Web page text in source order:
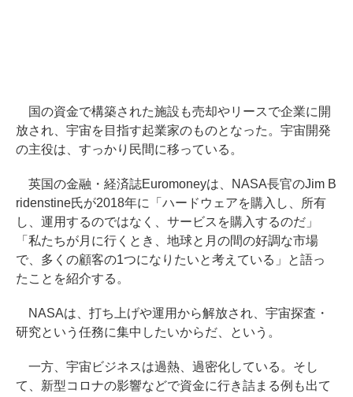
国の資金で構築された施設も売却やリースで企業に開
放され、宇宙を目指す起業家のものとなった。宇宙開発
の主役は、すっかり民間に移っている。
英国の金融・経済誌Euromoneyは、NASA長官のJim B
ridenstine氏が2018年に「ハードウェアを購入し、所有
し、運用するのではなく、サービスを購入するのだ」
「私たちが月に行くとき、地球と月の間の好調な市場
で、多くの顧客の1つになりたいと考えている」と語っ
たことを紹介する。
NASAは、打ち上げや運用から解放され、宇宙探査・
研究という任務に集中したいからだ、という。
一方、宇宙ビジネスは過熱、過密化している。そし
て、新型コロナの影響などで資金に行き詰まる例も出て